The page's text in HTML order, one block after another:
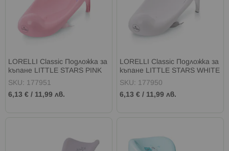
LORELLI Classic Подложка за
къпане LITTLE STARS PINK
SKU: 177951
6,13 € / 11,99 лв.
LORELLI Classic Подложка за
къпане LITTLE STARS WHITE
SKU: 177950
6,13 € / 11,99 лв.